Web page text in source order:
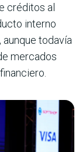
créditos al
interno
todavía
mercados